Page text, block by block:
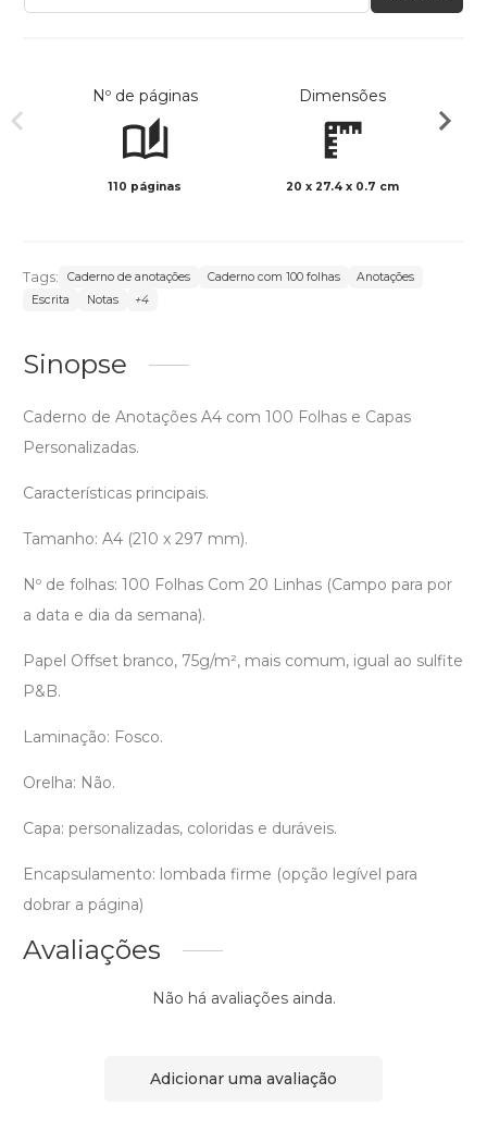
Nº de páginas
110 páginas
Dimensões
20 x 27.4 x 0.7 cm
Tags: Caderno de anotações Caderno com 100 folhas
Anotações
Escrita
Notas +4
Sinopse
Caderno de Anotações A4 com 100 Folhas e Capas
Personalizadas.
Características principais.
Tamanho: A4 (210 x 297 mm).
Nº de folhas: 100 Folhas Com 20 Linhas (Campo para por
a data e dia da semana).
Papel Offset branco, 75g/m², mais comum, igual ao sulfite
P&B.
Laminação: Fosco.
Orelha: Não.
Capa: personalizadas, coloridas e duráveis.
Encapsulamento: lombada firme (opção legível para
dobrar a página)
Avaliações
Não há avaliações ainda.
Adicionar uma avaliação